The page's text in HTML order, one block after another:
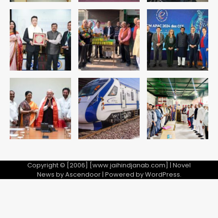
4
सुदर्शन शक्ति-वी अभ्यास में मॉक आॅपरेशन
Team JHJ
एयरपोर्ट का फर्जी कर्मचारी बनकर 3 लाख
उड़ाए, अब पहुंचा सलाखों के पीछे
Team JHJ
Copyright © [2006] [www.jaihindjanab.com] | Novel
News byAscendoor| Powered byWordPress.